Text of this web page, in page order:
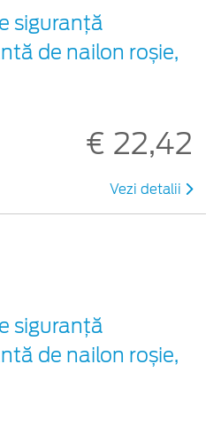
siguranţă
de nailon roșie,
€ 22,42
Vezi detalii
siguranţă
de nailon roșie,